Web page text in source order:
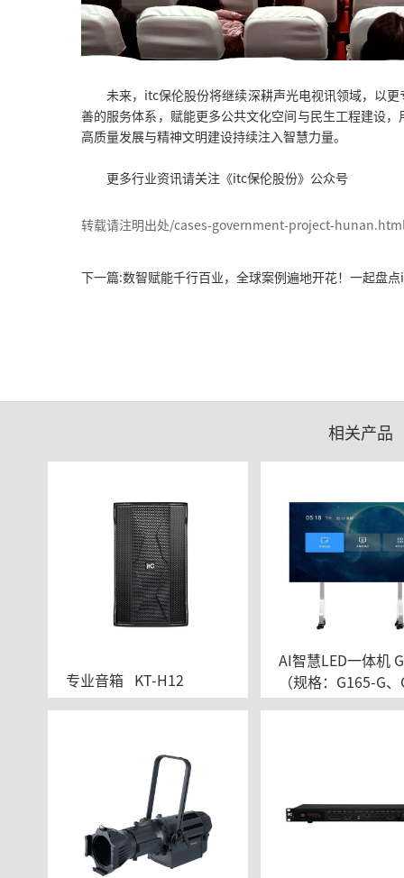
未来，itc保伦股份将继续深耕声光电视讯领域，以
善的服务体系，赋能更多公共文化空间与民生工程建设
高质量发展与精神文明建设持续注入智慧力量。
更多行业资讯请关注《itc保伦股份》公众号
转载请注明出处/cases-government-project-
下一篇:数智赋能千行百业，全球案例遍地开花！一起盘
相关产品
专业音箱   KT-H12
AI智慧LED一体机	G165
（规格：G165-G
Z、G165-GT、